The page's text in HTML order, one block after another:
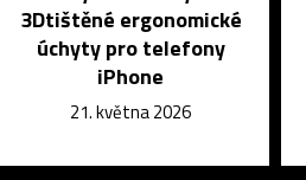
3Dtištěné ergonomické
úchyty pro telefony
iPhone
21. května 2026